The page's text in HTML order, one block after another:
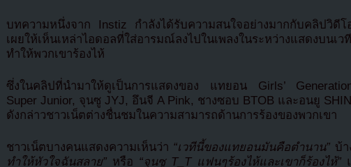
บทความหนึ่งจาก Instiz กำลังได้รับความสนใจอย่างมากกับคลิปวิดีโ
เผยให้เห็นเหล่าไอดอลที่ใส่อารมณ์ลงไปในเพลงในระหว่างแสดงบนเว
ทำให้พวกเขาร้องไห้
ซึ่งในคลิปที่นำมาให้ดูเป็นการแสดงของ แทยอน Girls’
Super Junior, จุนซู JYJ, อึนจี A Pink, ชางซอบ BTOB และอนยู
ดังกล่าวชาวเน็ตต่างชื่นชมในความสามารถด้านการร้องของพวกเขา
ชาวเน็ตบางคนแสดงความเห็นว่า “เวทีนี้ของแทยอนมันคือตำนาน” บ้า
ทำให้หัวใจฉันสลาย” หรือ “จุนซู T_T แฟนๆร้องไห้และเขาก็ร้องไห้”